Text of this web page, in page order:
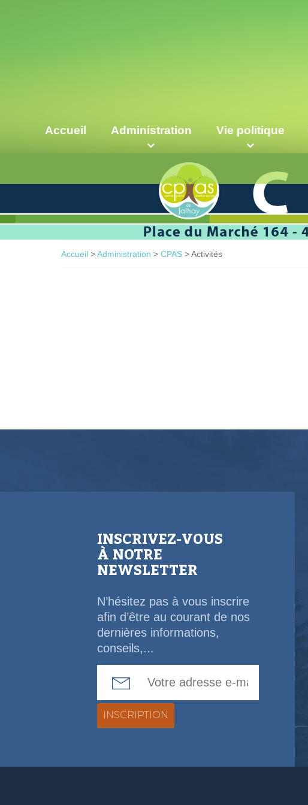
Accueil Administration Vie politique
Accueil >Administration > CPAS >Activités
INSCRIVEZ-VOUS
À NOTRE
NEWSLETTER
N’hésitez pas à vous inscrire
afin d’être au courant de nos
dernières informations,
conseils,...